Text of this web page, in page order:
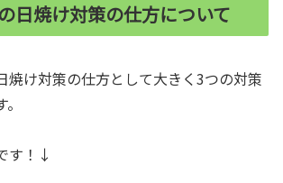
日焼け対策の仕方について
焼け対策の仕方として大きく3つの対策
す！↓